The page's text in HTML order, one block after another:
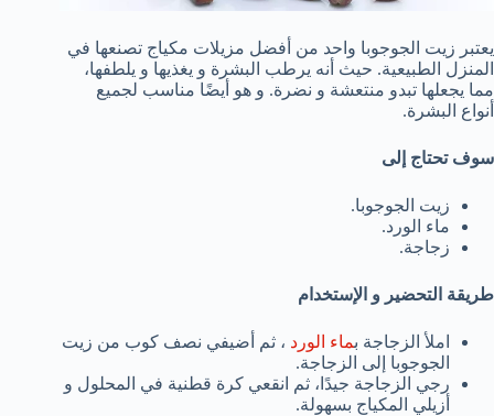
يعتبر زيت الجوجوبا واحد من أفضل مزيلات مكياج تصنعها في
المنزل الطبيعية. حيث أنه يرطب البشرة و يغذيها و يلطفها،
مما يجعلها تبدو منتعشة و نضرة. و هو أيضًا مناسب لجميع
أنواع البشرة.
سوف تحتاج إلى
زيت الجوجوبا.
ماء الورد.
زجاجة.
طريقة التحضير و الإستخدام
املأ الزجاجة بماء الورد ، ثم أضيفي نصف كوب من زيت
الجوجوبا إلى الزجاجة.
رجي الزجاجة جيدًا، ثم انقعي كرة قطنية في المحلول و
أزيلي المكياج بسهولة.